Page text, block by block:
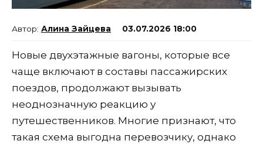
Алина Зайцева 03.07.2026 18:00
Новые двухэтажные вагоны, которые все
чаще включают в составы пассажирских
поездов, продолжают вызывать
неоднозначную реакцию у
путешественников. Многие признают, что
такая схема выгодна перевозчику, однако